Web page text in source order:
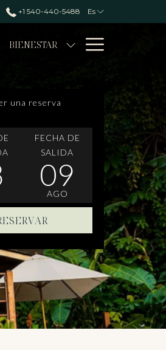
+1 540-440-5488 Es
BIENESTAR Menu
una reserva
FECHA DE
SALIDA
ESTE
BOTÓN
ABRE
CALENDARIO
PARA
SELECCIONAR
FECHA
SALIDA
LA
FECHA
SALIDA
SELECCIONADA
ES
9º
2026.
09
AGO